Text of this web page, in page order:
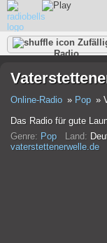
Radio
Rap
Trans
Online-Radio Pop
Das Radio für gute
Genre: Pop Land:
vaterstettenerwelle.de